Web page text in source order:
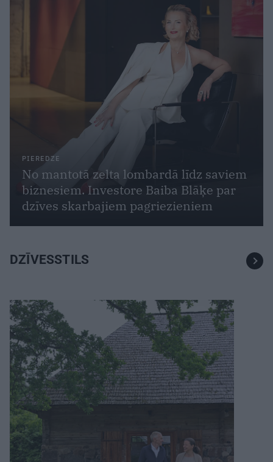
PIEREDZE
No mantotā zelta lombardā līdz saviem
biznesiem. Investore Baiba Blāķe par
dzīves skarbajiem pagriezieniem
DZĪVESSTILS